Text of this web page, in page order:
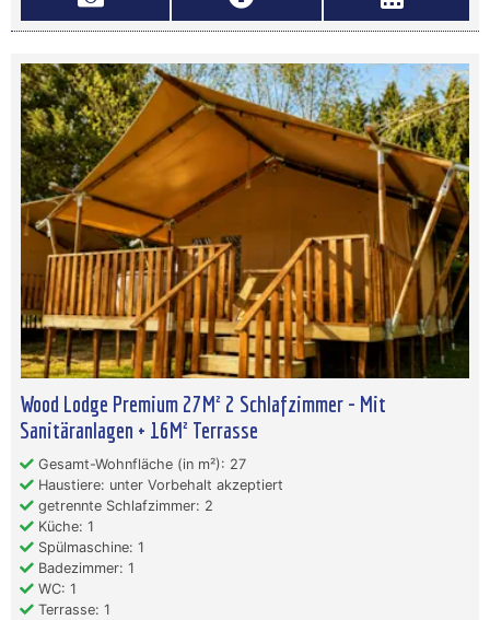
Wood Lodge Premium 27M² 2 Schlafzimmer - Mit
Sanitäranlagen + 16M² Terrasse
Gesamt-Wohnfläche (in m²): 27
Haustiere: unter Vorbehalt akzeptiert
getrennte Schlafzimmer: 2
Küche: 1
Spülmaschine: 1
Badezimmer: 1
WC: 1
Terrasse: 1